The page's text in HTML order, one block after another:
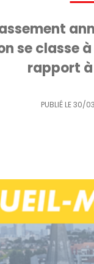
se classe
rapport à
PUBLIÉ LE 30/